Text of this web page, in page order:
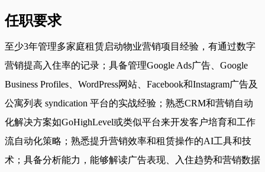
任职要求
至少3年管理多家庭租赁启动物业营销项目经验，有通过数字
营销提高入住率的记录；具备管理Google Ads广告、Google
Business Profiles、WordPress网站、Facebook和Instagram广告及
公寓列表 syndication 平台的实战经验；熟悉CRM和营销自动
化解决方案如GoHighLevel或类似平台来开发客户培育和工作
流自动化策略；熟悉提升营销效率和租赁操作的AI工具和技
术；具备分析能力，能够解读广告表现、入住趋势和营销数据